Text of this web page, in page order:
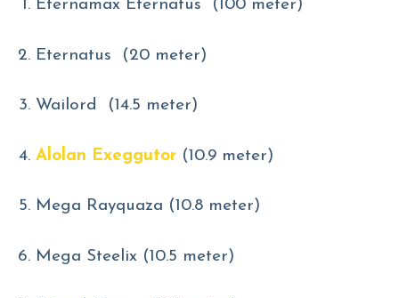
Eternamax Eternatus (100 meter)
Eternatus (20 meter)
Wailord (14.5 meter)
Alolan Exeggutor (10.9 meter)
Mega Rayquaza (10.8 meter)
Mega Steelix (10.5 meter)